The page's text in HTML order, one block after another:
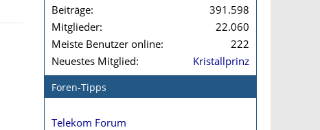
Beiträge
391.598
Mitglieder
22.060
Meiste Benutzer online
222
Neuestes Mitglied
Kristallprinz
Foren-Tipps
Telekom Forum